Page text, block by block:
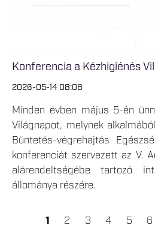
Konferencia a Kézhigiénés
2026-05-14 08:08
Minden évben május 5-én
Világnapot, melynek
Büntetés-végrehajtás
konferenciát szervezett az V.
alárendeltségébe tartozó
állománya részére.
1 2 3 4 5 6